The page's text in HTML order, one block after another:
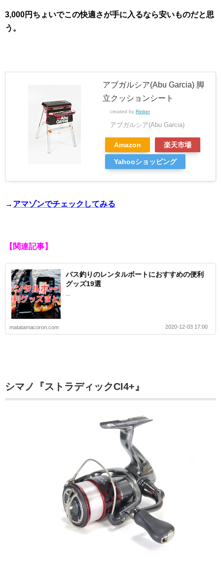
3,000円ちょいでこの快適さが手に入るなら安いものだと思
う。
アブガルシア(Abu Garcia) 脚
立クッションシート
created by Rinker
アブガルシア(Abu Garcia)
Amazon 楽天市場
Yahooショッピング
→ アマゾンでチェックしてみる
【関連記事】
バス釣りのレンタルボートにおすすめの便利
グッズ19選
matatamacoron.com 2020-12-03 17:00
シマノ『ストラディックCI4+』